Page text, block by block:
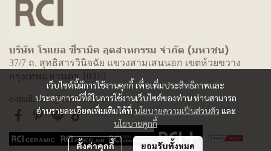
เว็บไซต์นี้มีการใช้งานคุกกี้ เพื่อเพิ่มประสิทธิภาพและ
ประสบการณ์ที่ดีในการใช้งานเว็บไซต์ของท่าน ท่านสามารถ
อ่านรายละเอียดเพิ่มเติมได้ที่ นโยบายความเป็นส่วนตัว และ
นโยบายคุกกี้
ตั้งค่าคุกกี้ ยอมรับทั้งหมด
บริษัท โรแยล ซีรามิค อุตสาหกรรม จำกัด (มหาชน)
37/7 ถ. สุทธิสารวินิจฉัย แขวงสามเสนนอก เขตห้วยขวาง
กรุงเทพมหานคร 10310
e-mail: info@rcitiles.com